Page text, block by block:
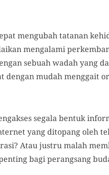
mengubah tatanan
mengalami
sebuah wadah yang
mudah menggait
segala bentuk
yang ditopang oleh
Atau justru malah
bagi perangsang